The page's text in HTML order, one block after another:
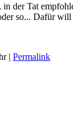
in der Tat
so... Dafür
| Permalink